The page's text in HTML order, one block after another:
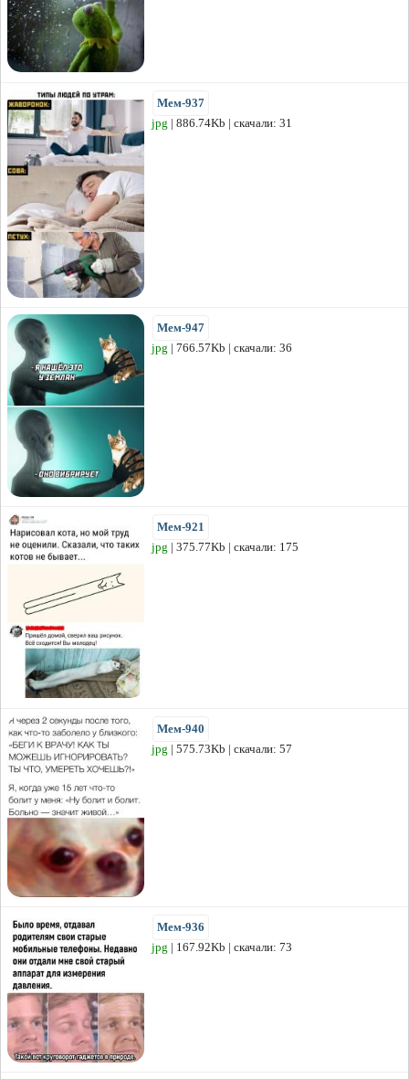
Мем-937
jpg | 886.74Kb | скачали: 31
Мем-947
jpg | 766.57Kb | скачали: 36
Мем-921
jpg | 375.77Kb | скачали: 175
Мем-940
jpg | 575.73Kb | скачали: 57
Мем-936
jpg | 167.92Kb | скачали: 73